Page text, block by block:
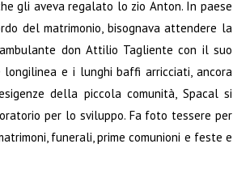
gli aveva regalato lo zio Anton. In paese
del matrimonio, bisognava attendere la
don Attilio Tagliente con il suo
e i lunghi baffi arricciati, ancora
della piccola comunità, Spacal si
per lo sviluppo. Fa foto tessere per
funerali, prime comunioni e feste e